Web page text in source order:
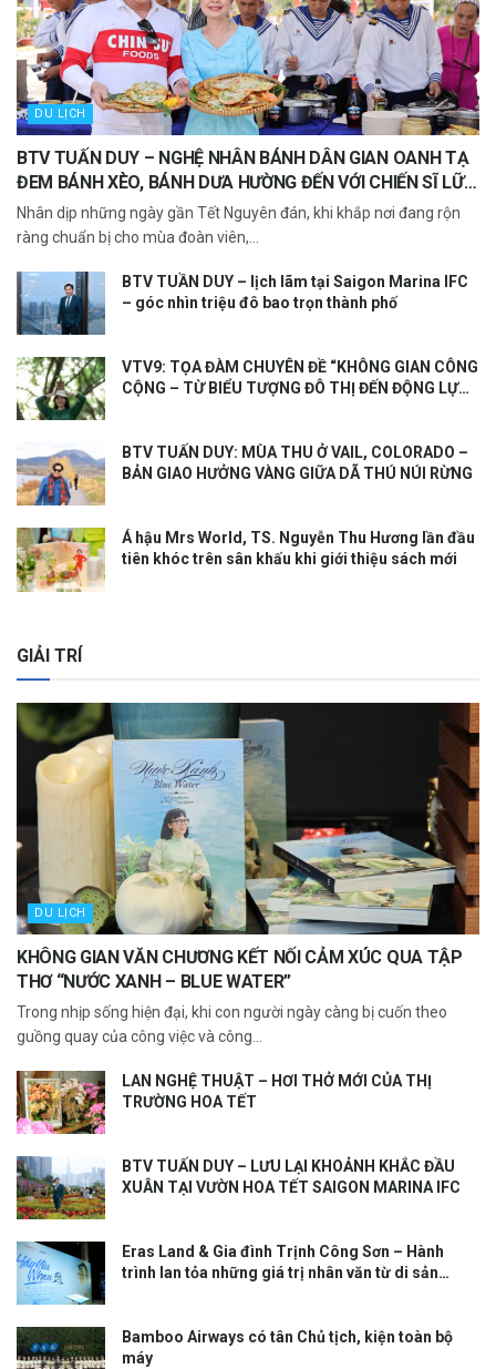
DU LỊCH
BTV TUẤN DUY – NGHỆ NHÂN BÁNH DÂN GIAN OANH TẠ
ĐEM BÁNH XÈO, BÁNH DƯA HƯỜNG ĐẾN VỚI CHIẾN SĨ LỮ
ĐOÀN 957, HẢI QUÂN VÙNG 4 CAM RANH
Nhân dịp những ngày gần Tết Nguyên đán, khi khắp nơi đang rộn
ràng chuẩn bị cho mùa đoàn viên,...
BTV TUẦN DUY – lịch lãm tại Saigon Marina IFC
– góc nhìn triệu đô bao trọn thành phố
VTV9: TỌA ĐÀM CHUYÊN ĐỀ “KHÔNG GIAN CÔNG
CỘNG – TỪ BIỂU TƯỢNG ĐÔ THỊ ĐẾN ĐỘNG LỰC
BTV TUẤN DUY: MÙA THU Ở VAIL, COLORADO –
BẢN GIAO HƯỞNG VÀNG GIỮA DÃ THÚ NÚI RỪNG
Á hậu Mrs World, TS. Nguyễn Thu Hương lần đầu
tiên khóc trên sân khấu khi giới thiệu sách mới
GIẢI TRÍ
DU LỊCH
KHÔNG GIAN VĂN CHƯƠNG KẾT NỐI CẢM XÚC QUA TẬP
THƠ “NƯỚC XANH – BLUE WATER”
Trong nhịp sống hiện đại, khi con người ngày càng bị cuốn theo
guồng quay của công việc và công...
LAN NGHỆ THUẬT – HƠI THỞ MỚI CỦA THỊ
TRƯỜNG HOA TẾT
BTV TUẤN DUY – LƯU LẠI KHOẢNH KHẮC ĐẦU
XUÂN TẠI VƯỜN HOA TẾT SAIGON MARINA IFC
Eras Land & Gia đình Trịnh Công Sơn – Hành
trình lan tỏa những giá trị nhân văn từ di sản
Bamboo Airways có tân Chủ tịch, kiện toàn bộ
máy